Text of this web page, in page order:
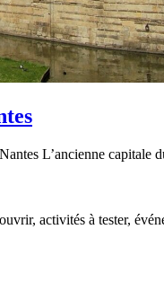
L’ancienne
activités à tester,